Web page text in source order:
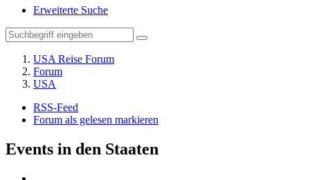
Erweiterte Suche
USA Reise Forum
Forum
USA
RSS-Feed
Forum als gelesen markieren
Events in den Staaten